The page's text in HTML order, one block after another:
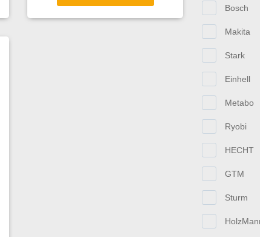
Bosch
Makita
Stark
Einhell
Metabo
Ryobi
HECHT
GTM
Sturm